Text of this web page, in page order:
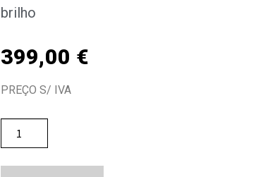
brilho
399,00 €
PREÇO S/ IVA